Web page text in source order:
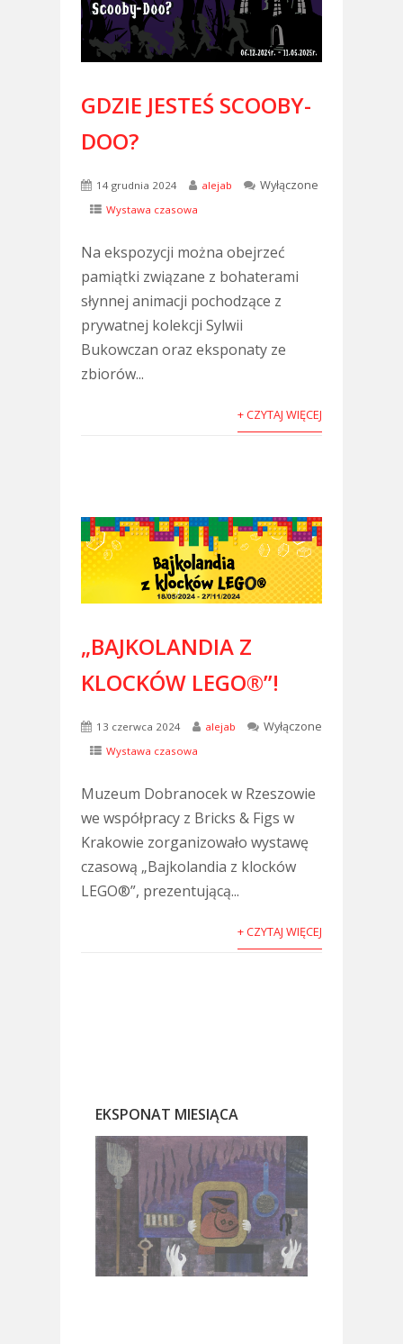
GDZIE JESTEŚ SCOOBY-
DOO?
14 grudnia 2024 alejab Wyłączone
Wystawa czasowa
Na ekspozycji można obejrzeć
pamiątki związane z bohaterami
słynnej animacji pochodzące z
prywatnej kolekcji Sylwii
Bukowczan oraz eksponaty ze
zbiorów...
+ CZYTAJ WIĘCEJ
„BAJKOLANDIA Z
KLOCKÓW LEGO®”!
13 czerwca 2024 alejab Wyłączone
Wystawa czasowa
Muzeum Dobranocek w Rzeszowie
we współpracy z Bricks & Figs w
Krakowie zorganizowało wystawę
czasową „Bajkolandia z klocków
LEGO®”, prezentującą...
+ CZYTAJ WIĘCEJ
EKSPONAT MIESIĄCA